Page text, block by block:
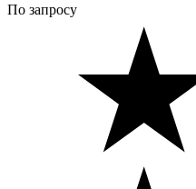
По запросу